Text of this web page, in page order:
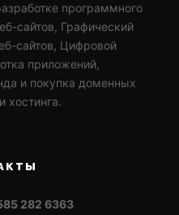
программного
сайтов, Графический
сайтов, Цифровой
приложений,
и покупка доменных
хостинга.
282 6363